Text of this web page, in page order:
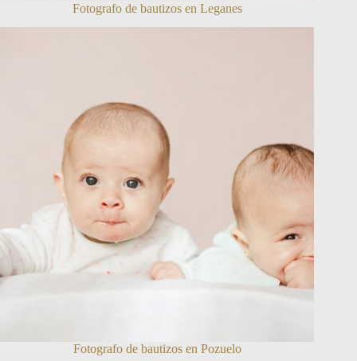
Fotografo de bautizos en Leganes
Fotografo de bautizos en Pozuelo